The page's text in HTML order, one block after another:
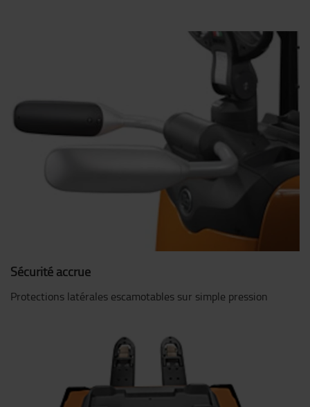
Sécurité accrue
Protections latérales escamotables sur simple pression